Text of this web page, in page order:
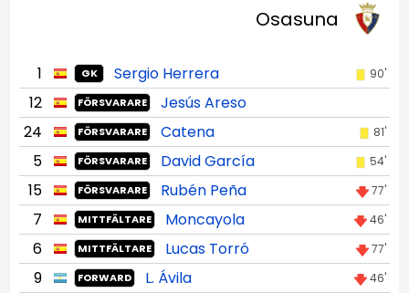
Osasuna
1 GK Sergio Herrera 90'
12 FÖRSVARARE
Jesús Areso
24
FÖRSVARARE Catena 81'
5 FÖRSVARARE David García 54'
15 FÖRSVARARE Rubén Peña 77'
7 MITTFÄLTARE Moncayola 46'
6 MITTFÄLTARE Lucas Torró 77'
9 FORWARD L. Ávila 46'